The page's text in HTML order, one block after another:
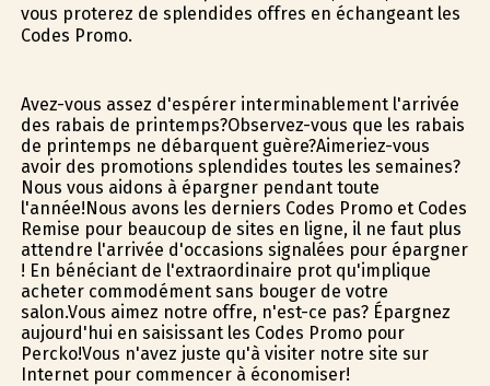
vous profiterez de splendides offres en échangeant les
Codes Promo.
Avez-vous assez d'espérer interminablement l'arrivée
des rabais de printemps?Observez-vous que les rabais
de printemps ne débarquent guère?Aimeriez-vous
avoir des promotions splendides toutes les semaines?
Nous vous aidons à épargner pendant toute
l'année!Nous avons les derniers Codes Promo et Codes
Remise pour beaucoup de sites en ligne, il ne faut plus
attendre l'arrivée d'occasions signalées pour épargner
! En bénéficiant de l'extraordinaire profit qu'implique
acheter commodément sans bouger de votre
salon.Vous aimez notre offre, n'est-ce pas? Épargnez
aujourd'hui en saisissant les Codes Promo pour
Percko!Vous n'avez juste qu'à visiter notre site sur
Internet pour commencer à économiser!